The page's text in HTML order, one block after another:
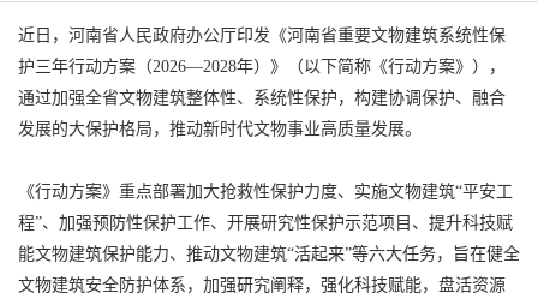
近日，河南省人民政府办公厅印发《河南省重要文物建筑系统性保
护三年行动方案（2026—2028年）》（以下简称《行动方案》），
通过加强全省文物建筑整体性、系统性保护，构建协调保护、融合
发展的大保护格局，推动新时代文物事业高质量发展。
《行动方案》重点部署加大抢救性保护力度、实施文物建筑“平安工
程”、加强预防性保护工作、开展研究性保护示范项目、提升科技赋
能文物建筑保护能力、推动文物建筑“活起来”等六大任务，旨在健全
文物建筑安全防护体系，加强研究阐释，强化科技赋能，盘活资源